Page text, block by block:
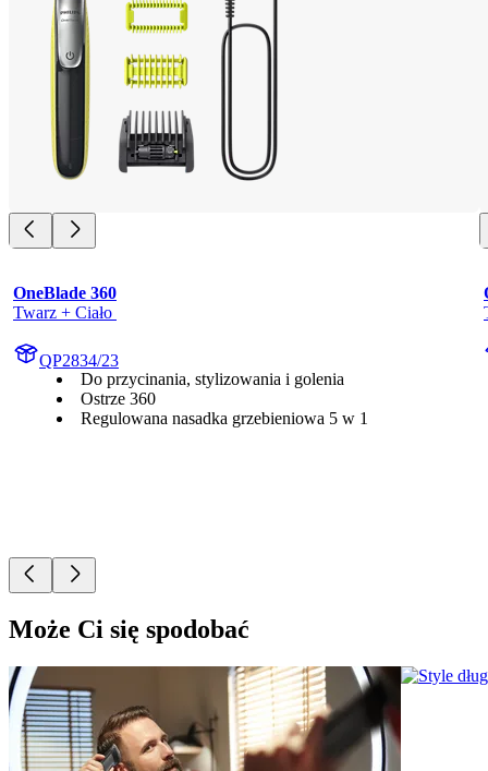
OneBlade 360
Twarz + Ciało
QP2834/23
Do przycinania, stylizowania i golenia
Ostrze 360
Regulowana nasadka grzebieniowa 5 w 1
Może Ci się spodobać